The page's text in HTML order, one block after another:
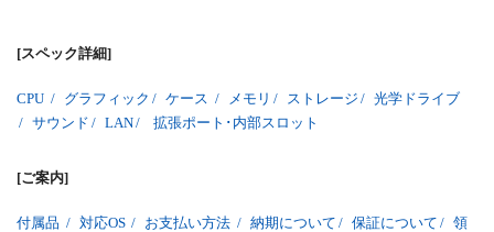
[スペック詳細]
CPU / グラフィック / ケース / メモリ / ストレージ / 光学ドライブ
/ サウンド / LAN/ 拡張ポート･内部スロット
[ご案内]
付属品 / 対応OS / お支払い方法 / 納期について / 保証について / 領